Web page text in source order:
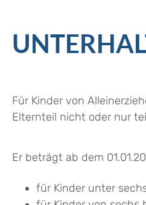
Für Kinder von
Elternteil nicht oder nur
Er beträgt ab dem
für Kinder unter